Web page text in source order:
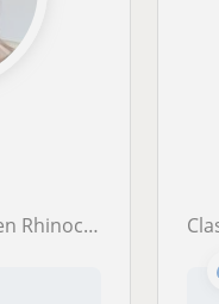
particulares